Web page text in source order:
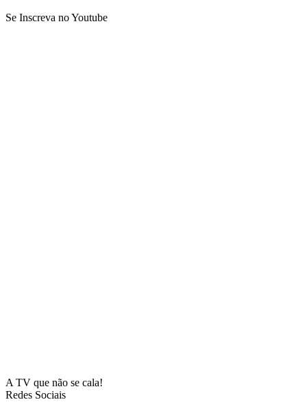
Se Inscreva no Youtube
A TV que não se cala!
Redes Sociais